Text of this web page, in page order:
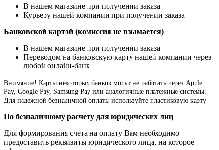
В нашем магазине при получении заказа
Курьеру нашей компании при получении заказа
Банковской картой (комиссия не взымается)
В нашем магазине при получении заказа
Переводом на банковскую карту нашей компании через
любой онлайн-банк
Внимание! Карты некоторых банков могут не работать через Apple
Pay, Google Pay, Samsung Pay или аналогичные платежные системы.
Для надежной безналичной оплаты используйте пластиковую карту
По безналичному расчету для юридических лиц
Для формирования счета на оплату Вам необходимо
предоставить реквизиты юридического лица, на которое